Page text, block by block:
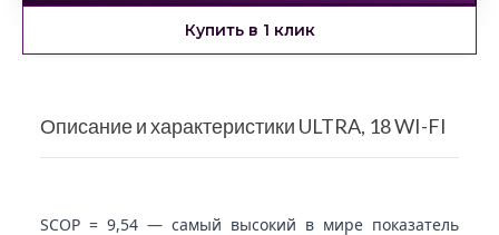
Купить в 1 клик
Описание и характеристики ULTRA, 18 WI-FI
SCOP = 9,54 — самый высокий в мире показатель